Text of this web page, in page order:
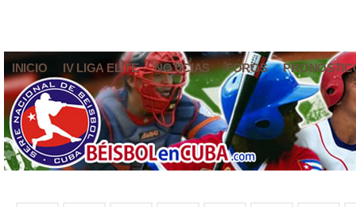
INICIO IV LIGA ELITE NOTICIAS FOROS